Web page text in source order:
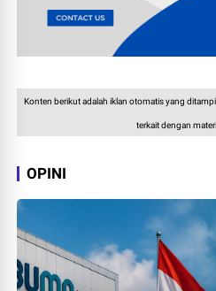
Konten berikut adalah iklan otomatis yang
terkait dengan
OPINI